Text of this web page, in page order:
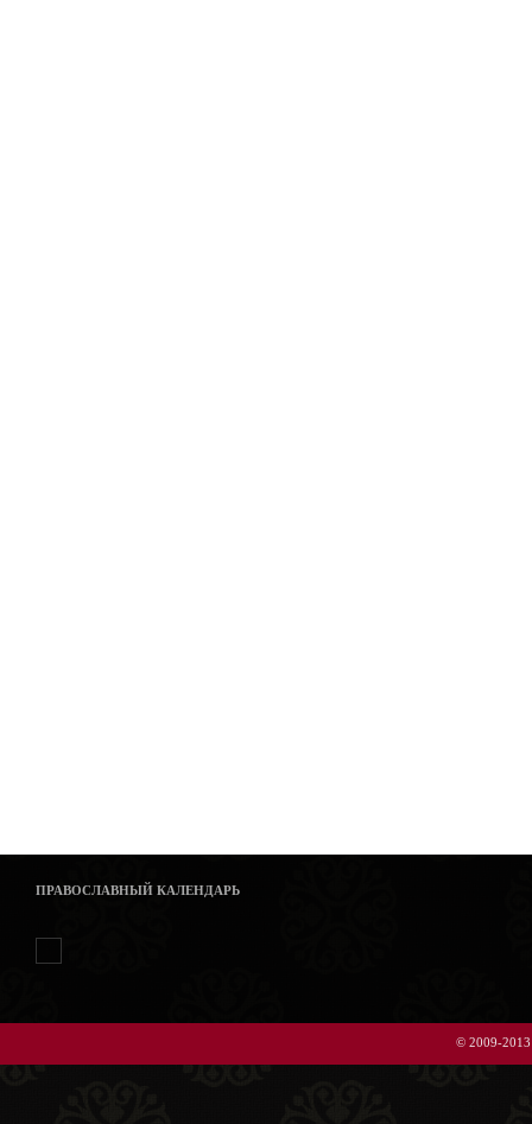
ПРАВОСЛАВНЫЙ КАЛЕНДАРЬ
© 2009-2013